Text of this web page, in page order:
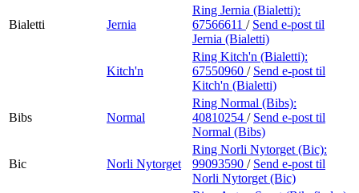
Bialetti Jernia
Ring Jernia (Bialetti):
67566611 / Send e-post til
Jernia (Bialetti)
Kitch'n
Ring Kitch'n (Bialetti):
67550960 / Send e-post til
Kitch'n (Bialetti)
Bibs Normal
Ring Normal (Bibs):
40810254 / Send e-post til
Normal (Bibs)
Bic Norli Nytorget
Ring Norli Nytorget (Bic):
99093590 / Send e-post til
Norli Nytorget (Bic)